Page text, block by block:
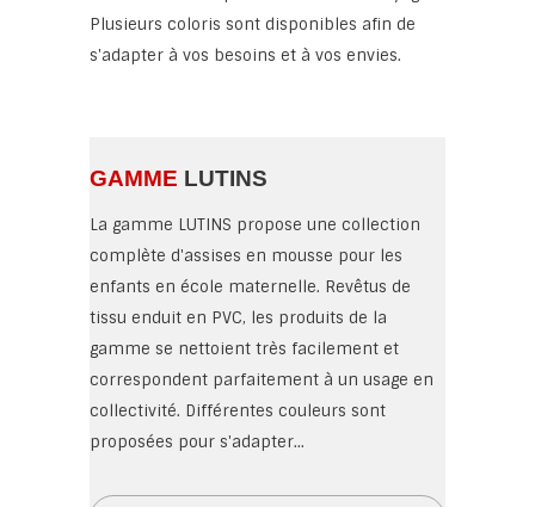
Plusieurs coloris sont disponibles afin de
s'adapter à vos besoins et à vos envies.
GAMME LUTINS
La gamme LUTINS propose une collection
complète d'assises en mousse pour les
enfants en école maternelle. Revêtus de
tissu enduit en PVC, les produits de la
gamme se nettoient très facilement et
correspondent parfaitement à un usage en
collectivité. Différentes couleurs sont
proposées pour s'adapter...